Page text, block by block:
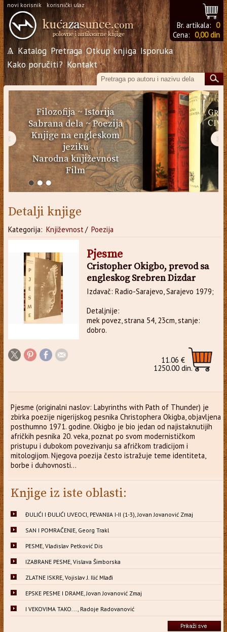
novi korisnik korisnički ulaz
Br. artikala: 0
Cena: 0,00 din
Ѧ Katalog Pretraga Otkup knjiga Isporuka
Kako poručiti? Kontakt
Filozofija~Istorija
Sabrana dela~Poezija
Knjige na engleskom
jeziku
Narodna književnost
Film
‹ ›
Detalji knjige
Kategorija: Književnost/ Poezija
Pjesme
Cristopher Okigbo, prevod sa
engleskog Srebren Dizdar
Izdavač: Radio-Sarajevo, Sarajevo 1979;
Detaljnije:
mek povez, strana 54, 23cm, stanje:
dobro.
11.06 €
1250.00 din.
Pjesme (originalni naslov: Labyrinths with Path of Thunder) je
zbirka poezije nigerijskog pesnika Christophera Okigba, objavljena
posthumno 1971. godine. Okigbo je bio jedan od najistaknutijih
afričkih pesnika 20. veka, poznat po svom modernističkom
pristupu i dubokom povezivanju sa afričkom tradicijom i
mitologijom. Njegova poezija često istražuje teme identiteta,
borbe i duhovnosti...
Knjige iz iste oblasti:
ĐULIĆI I ĐULIĆI UVEOCI, PEVANIJA I-II (1-3), Jovan Jovanović Zmaj
SAN I POMRAČENJE, Georg Trakl
PESME, Vladislav Petković Dis
IZABRANE PESME, Vislava Šimborska
ZLATNE ISKRE, Vojislav J. Ilić Mlađi
EPSKE PESME I DRAME, Jovan Jovanović Zmaj
I VEKOVIMA TAKO..., Radoje Radovanović